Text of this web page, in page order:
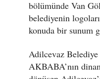
bölümünde Van
belediyenin
konuda bir sunum
Adilcevaz Belediye
AKBABA’nın